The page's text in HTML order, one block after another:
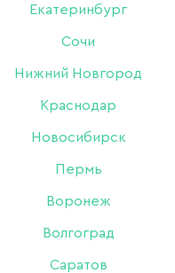
Екатеринбург
Сочи
Нижний Новгород
Краснодар
Новосибирск
Пермь
Воронеж
Волгоград
Саратов